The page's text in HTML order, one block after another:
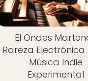
El Ondes
Rareza Electrónica
Música Indie
Experimental